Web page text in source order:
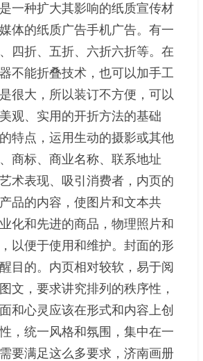
一种扩大其影响的纸质宣传材
体的纸质广告手机广告。有一
四折、五折、六折六折等。在
不能折叠技术，也可以加手工
很大，所以装订不方便，可以
观、实用的开折方法的基础
特点，运用生动的摄影或其他
商标、商业名称、联系地址
术表现、吸引消费者，内页的
品的内容，使图片和文本共
化和先进的商品，物理照片和
以便于使用和维护。封面的形
目的。内页相对较软，易于阅
文，要求讲究排列的秩序性，
和心灵应该在形式和内容上创
，统一风格和氛围，集中在一
要满足这么多要求，济南画册